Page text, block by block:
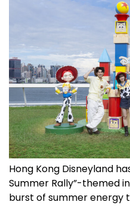
Hong Kong Disneyland
Summer Rally”-themed
burst of summer energy